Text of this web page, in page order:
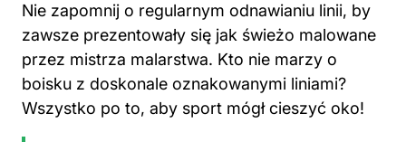
Nie zapomnij o regularnym odnawianiu linii, by
zawsze prezentowały się jak świeżo malowane
przez mistrza malarstwa. Kto nie marzy o
boisku z doskonale oznakowanymi liniami?
Wszystko po to, aby sport mógł cieszyć oko!